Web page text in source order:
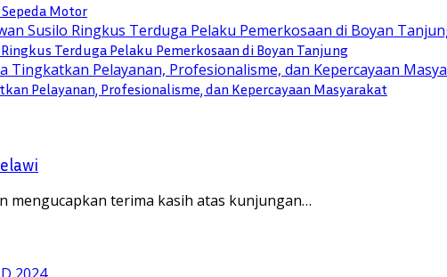
Motor
Terduga Pelaku Pemerkosaan di Boyan Tanjung
Pelayanan, Profesionalisme, dan Kepercayaan Masyarakat
mengucapkan terima kasih atas kunjungan…